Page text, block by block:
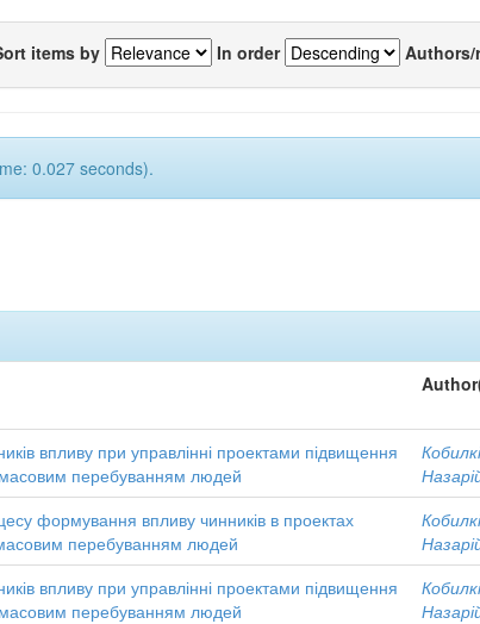
items by In order Authors/
0.027 seconds).
впливу при управлінні проектами підвищення
масовим перебуванням людей
формування впливу чинників в проектах
масовим перебуванням людей
впливу при управлінні проектами підвищення
масовим перебуванням людей